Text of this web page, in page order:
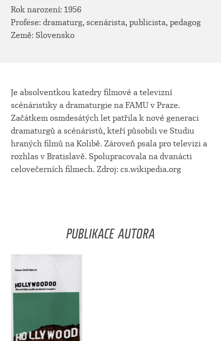
Rok narození: 1956
Profese: dramaturg, scenárista, publicista, pedagog
Země: Slovensko
Je absolventkou katedry filmové a televizní
scénáristiky a dramaturgie na FAMU v Praze.
Začátkem osmdesátých let patřila k nové generaci
dramaturgů a scénáristů, kteří působili ve Studiu
hraných filmů na Kolibě. Zároveň psala pro televizi a
rozhlas v Bratislavě. Spolupracovala na dvanácti
celovečerních filmech. Zdroj: cs.wikipedia.org
PUBLIKACE AUTORA